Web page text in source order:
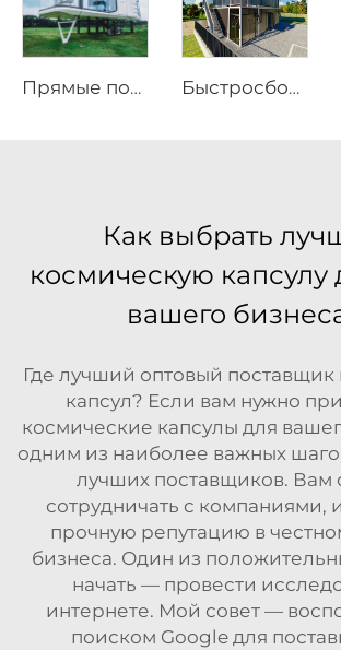
Прямые поставки с фабрики, водонепроницаемые тенты для улицы, дома с жесткой оболочкой, роскошный отель-палатка, дом Быстросборный модульный контейнерный дом | Складной портативный жилой модуль для жилого использования
Как выбрать
космическую капсулу
вашего
Где лучший оптовый поставщик
капсул? Если вам нужно
космические капсулы для
одним из наиболее важных
лучших поставщиков. Вам
сотрудничать с
прочную репутацию в
бизнеса. Один из
начать — провести
интернете. Мой совет —
поиском Google для